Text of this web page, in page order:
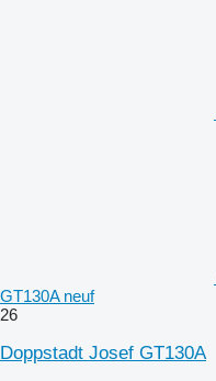
GT130A neuf
26
Doppstadt Josef GT130A